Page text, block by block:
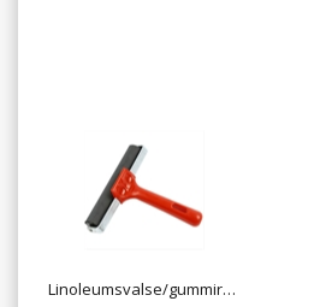
Linoleumsvalse/gummirulle